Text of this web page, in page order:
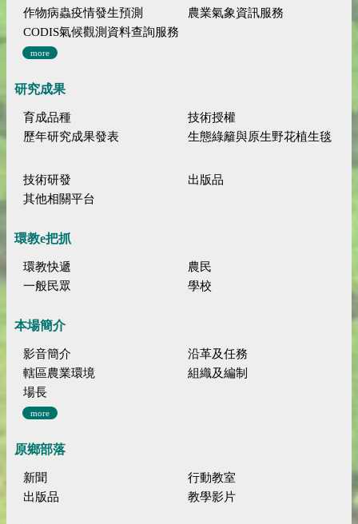
作物病蟲疫情發生預測
農業氣象資訊服務
CODIS氣候觀測資料查詢服務
more
研究成果
育成品種
技術授權
歷年研究成果發表
生態綠籬與原生野花植生毯
技術研發
出版品
其他相關平台
環教e把抓
環教快遞
農民
一般民眾
學校
本場簡介
影音簡介
沿革及任務
轄區農業環境
組織及編制
場長
more
原鄉部落
新聞
行動教室
出版品
教學影片